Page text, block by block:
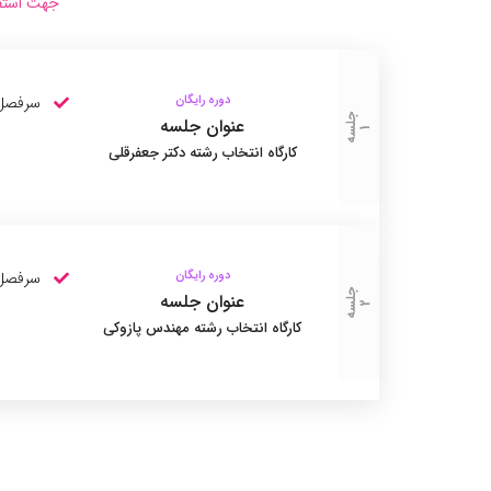
جلسه 1
ج
لسه1
دوره رایگان
عنوان جلسه
کارگاه انتخاب رشته دکتر جعفرقلی
جلسه 2
ج
لسه2
دوره رایگان
عنوان جلسه
کارگاه انتخاب رشته مهندس پازوکی